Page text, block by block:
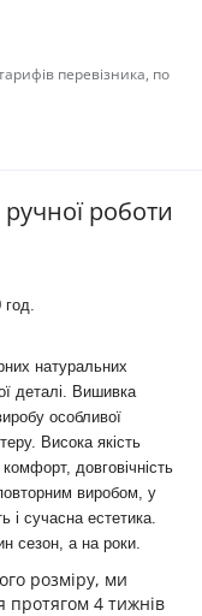
перевізника, по
роботи
натуральних
деталі. Вишивка
особливої
Висока якість
довговічність
виробом, у
і сучасна естетика.
сезон, а на роки.
розміру, ми
4 тижнів